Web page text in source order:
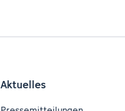
Aktuelles